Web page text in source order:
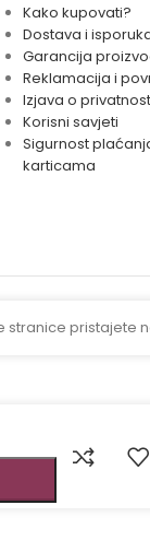
Kako kupovati?
Dostava i
Garancija
Reklamacija i
Izjava o
Korisni savjeti
Sigurnost
karticama
pristajete